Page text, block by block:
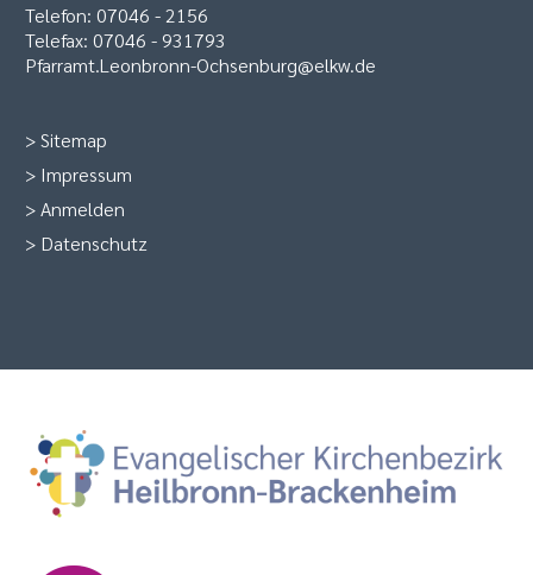
Telefon: 07046 - 2156
Telefax: 07046 - 931793
Pfarramt.Leonbronn-Ochsenburg@elkw.de
>Sitemap
> Impressum
>Anmelden
> Datenschutz